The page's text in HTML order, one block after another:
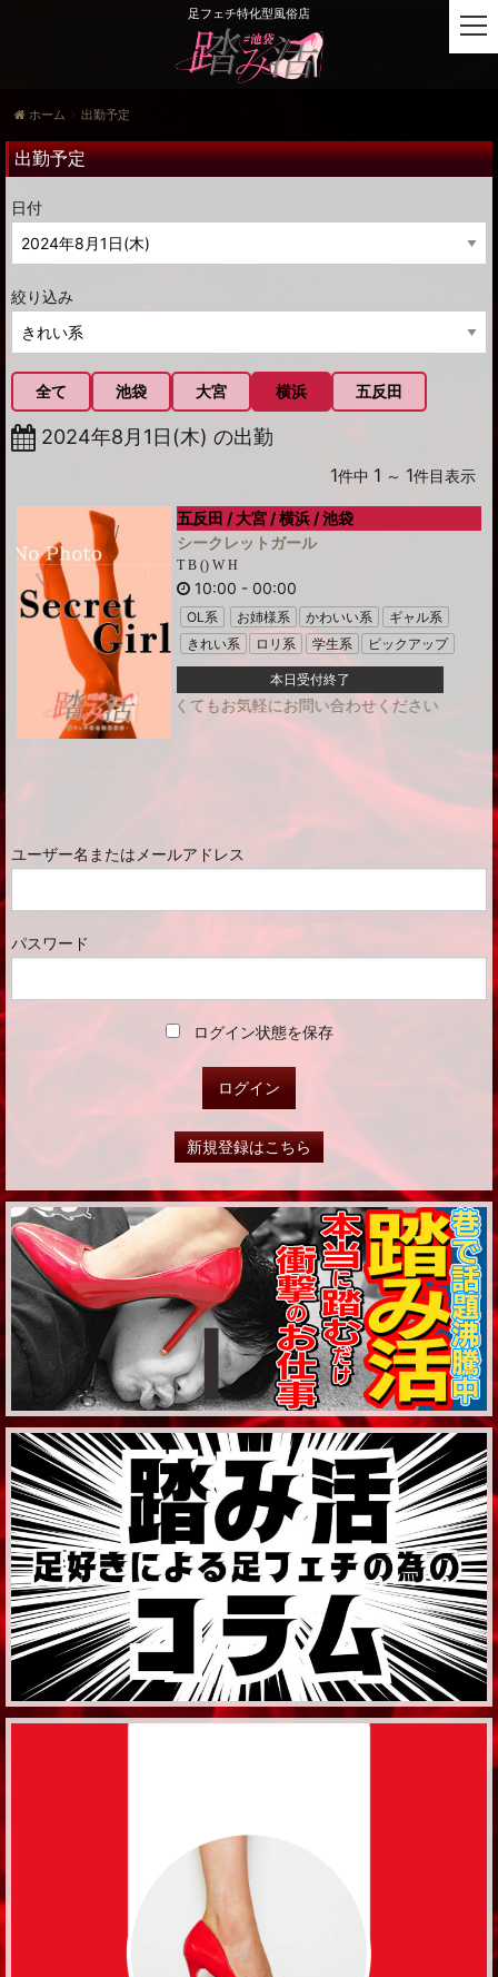
足フェチ特化型風俗店
ホーム 出勤予定
出勤予定
日付
絞り込み
全て 池袋 大宮 横浜 五反田
2024年8月1日(木) の出勤
1件中 1 ～ 1件目表示
五反田 / 大宮 / 横浜 / 池袋
シークレットガール
T B () W H
10:00 -00:00
OL系 お姉様系 かわいい系
ギャル系
きれい系
ロリ系 学生系 ピックアップ
本日受付終了
勤表に名前がなくてもお気軽にお問い合わせください
ユーザー名またはメールアドレス
パスワード
ログイン状態を保存
新規登録はこちら
t
o
e
i
g
i
o